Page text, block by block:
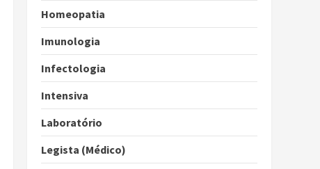
Homeopatia
Imunologia
Infectologia
Intensiva
Laboratório
Legista (Médico)